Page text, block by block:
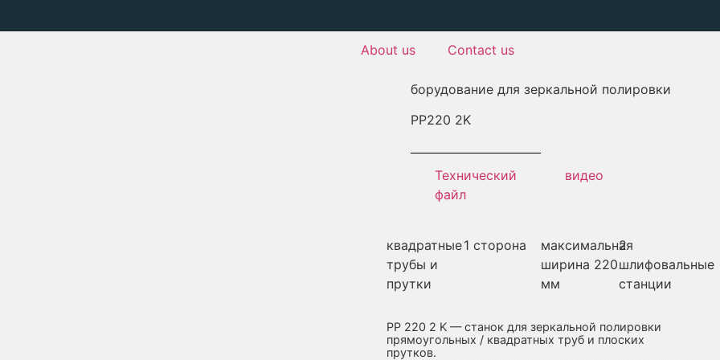
About us Contact us
борудование для зеркальной полировки
PP220 2K
Технический
файл
видео
квадратные
трубы и
прутки
1 сторона
максимальная
ширина 220
мм
2
шлифовальные
станции
PP 220 2 K — станок для зеркальной полировки
прямоугольных / квадратных труб и плоских
прутков.